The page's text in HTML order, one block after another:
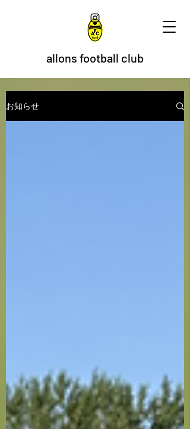
allons football club
お知らせ